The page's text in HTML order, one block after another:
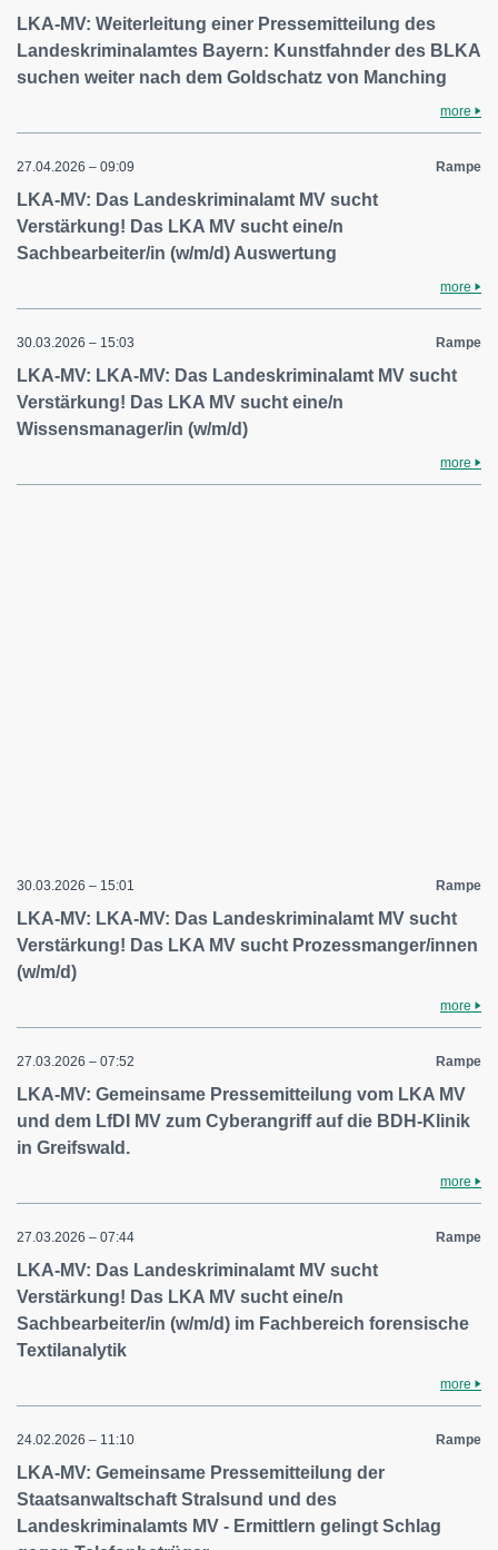
LKA-MV: Weiterleitung einer Pressemitteilung des
Landeskriminalamtes Bayern: Kunstfahnder des BLKA
suchen weiter nach dem Goldschatz von Manching
more
27.04.2026 – 09:09 Rampe
LKA-MV: Das Landeskriminalamt MV sucht
Verstärkung! Das LKA MV sucht eine/n
Sachbearbeiter/in (w/m/d) Auswertung
more
30.03.2026 – 15:03 Rampe
LKA-MV: LKA-MV: Das Landeskriminalamt MV sucht
Verstärkung! Das LKA MV sucht eine/n
Wissensmanager/in (w/m/d)
more
30.03.2026 – 15:01 Rampe
LKA-MV: LKA-MV: Das Landeskriminalamt MV sucht
Verstärkung! Das LKA MV sucht Prozessmanger/innen
(w/m/d)
more
27.03.2026 – 07:52 Rampe
LKA-MV: Gemeinsame Pressemitteilung vom LKA MV
und dem LfDI MV zum Cyberangriff auf die BDH-Klinik
in Greifswald.
more
27.03.2026 – 07:44 Rampe
LKA-MV: Das Landeskriminalamt MV sucht
Verstärkung! Das LKA MV sucht eine/n
Sachbearbeiter/in (w/m/d) im Fachbereich forensische
Textilanalytik
more
24.02.2026 – 11:10 Rampe
LKA-MV: Gemeinsame Pressemitteilung der
Staatsanwaltschaft Stralsund und des
Landeskriminalamts MV - Ermittlern gelingt Schlag